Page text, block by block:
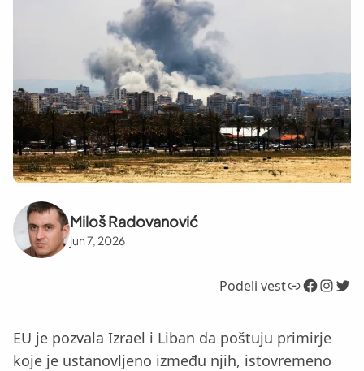
Miloš Radovanović
jun 7, 2026
Podeli vestLink Facebook InstagramTwitter
EU je pozvala Izrael i Liban da poštuju primirje
koje je ustanovljeno između njih, istovremeno